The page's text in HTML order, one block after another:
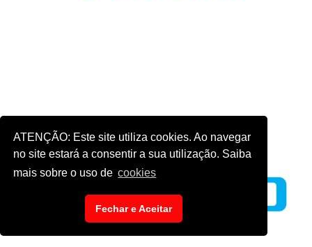
ATENÇÃO: Este site utiliza cookies. Ao navegar
no site estará a consentir a sua utilização. Saiba
mais sobre o uso de cookies
Fechar e Aceitar